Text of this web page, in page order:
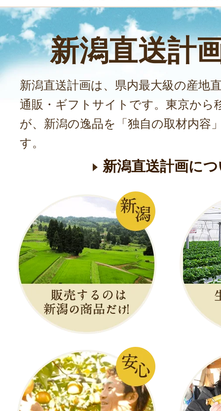
新潟直送計
新潟直送計画は、県内最大級の産地
通販・ギフトサイトです。東京から
が、新潟の逸品を「独自の取材内容
す。
新潟直送計画に